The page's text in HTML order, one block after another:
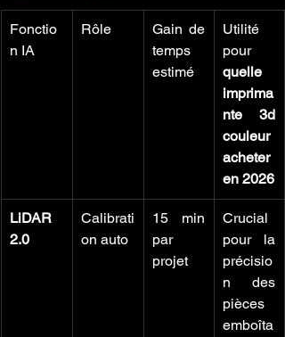
Fonctio
n IA
Rôle
Gain de
temps
estimé
Utilité
pour
quelle
imprima
nte 3d
couleur
acheter
en 2026
LiDAR
2.0
Calibrati
on auto
15 min
par
projet
Crucial
pour la
précisio
n des
pièces
emboîta